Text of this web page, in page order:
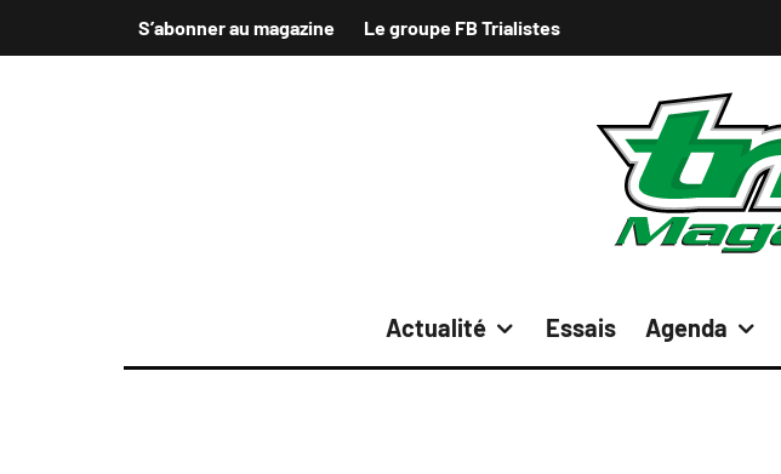
S’abonner au magazine Le groupe FB Trialistes
Actualité Essais Agenda